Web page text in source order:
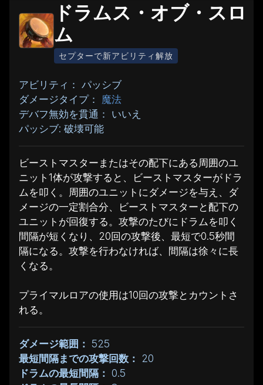
ドラムス・オブ・スロ
ム
セプターで新アビリティ解放
アビリティ： パッシブ
ダメージタイプ： 魔法
デバフ無効を貫通： いいえ
パッシブ: 破壊可能
ビーストマスターまたはその配下にある周囲のユ
ニット1体が攻撃すると、ビーストマスターがドラ
ムを叩く。周囲のユニットにダメージを与え、ダ
メージの一定割合分、ビーストマスターと配下の
ユニットが回復する。攻撃のたびにドラムを叩く
間隔が短くなり、20回の攻撃後、最短で0.5秒間
隔になる。攻撃を行わなければ、間隔は徐々に長
くなる。
プライマルロアの使用は10回の攻撃とカウントさ
れる。
ダメージ範囲： 525
最短間隔までの攻撃回数：
20
ドラムの最短間隔： 0.5